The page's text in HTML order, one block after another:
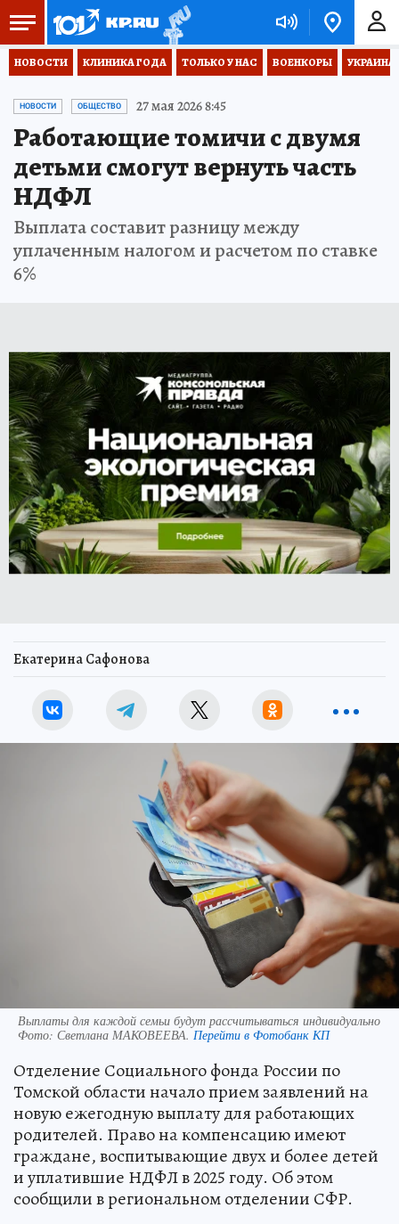
НОВОСТИ КЛИНИКА ГОДА ТОЛЬКО У НАС ВОЕНКОРЫ
НОВОСТИ ОБЩЕСТВО 27 мая 2026 8:45
Работающие томичи с двумя
детьми смогут вернуть часть
НДФЛ
Выплата составит разницу между
уплаченным налогом и расчетом по ставке
6%
Екатерина Сафонова
Выплаты для каждой семьи будут рассчитываться индивидуально
Фото: Светлана МАКОВЕЕВА. Перейти в Фотобанк КП
Отделение Социального фонда России по
Томской области начало прием заявлений на
новую ежегодную выплату для работающих
родителей. Право на компенсацию имеют
граждане, воспитывающие двух и более детей
и уплатившие НДФЛ в 2025 году. Об этом
сообщили в региональном отделении СФР.